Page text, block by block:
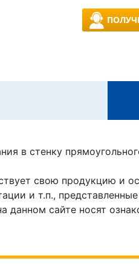
в стенку
свою продукцию и
и т.п.,
данном сайте носят